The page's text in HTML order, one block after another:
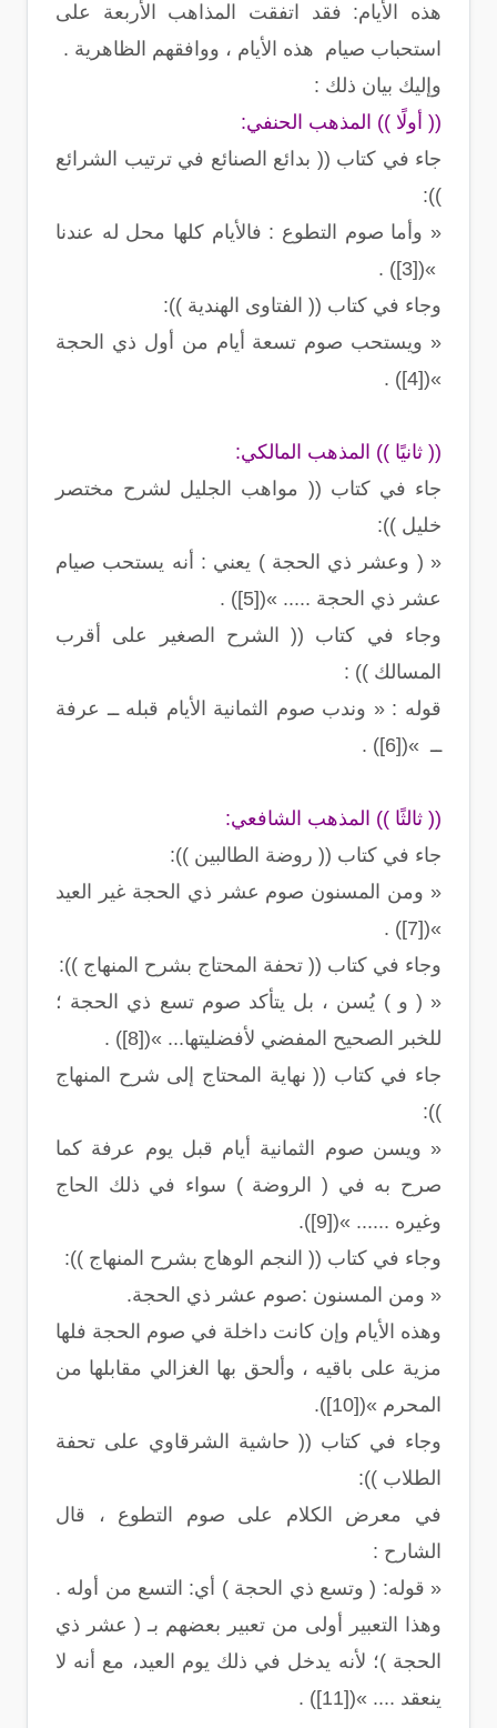
هذه الأيام: فقد اتفقت المذاهب الأربعة على
استحباب صيام هذه الأيام ، ووافقهم الظاهرية .
وإليك بيان ذلك :
(( أولًا )) المذهب الحنفي:
جاء في كتاب (( بدائع الصنائع في ترتيب الشرائع
)):
« وأما صوم التطوع : فالأيام كلها محل له عندنا
»([3]) .
وجاء في كتاب (( الفتاوى الهندية )):
« ويستحب صوم تسعة أيام من أول ذي الحجة
»([4]) .
(( ثانيًا )) المذهب المالكي:
جاء في كتاب (( مواهب الجليل لشرح مختصر
خليل )):
« ( وعشر ذي الحجة ) يعني : أنه يستحب صيام
عشر ذي الحجة ..... »([5]) .
وجاء في كتاب (( الشرح الصغير على أقرب
المسالك )) :
قوله : « وندب صوم الثمانية الأيام قبله ــ عرفة
ــ »([6]) .
(( ثالثًا )) المذهب الشافعي:
جاء في كتاب (( روضة الطالبين )):
« ومن المسنون صوم عشر ذي الحجة غير العيد
»([7]) .
وجاء في كتاب (( تحفة المحتاج بشرح المنهاج )):
« ( و ) يُسن ، بل يتأكد صوم تسع ذي الحجة ؛
للخبر الصحيح المفضي لأفضليتها... »([8]) .
جاء في كتاب (( نهاية المحتاج إلى شرح المنهاج
)):
« ويسن صوم الثمانية أيام قبل يوم عرفة كما
صرح به في ( الروضة ) سواء في ذلك الحاج
وغيره ...... »([9]).
وجاء في كتاب (( النجم الوهاج بشرح المنهاج )):
« ومن المسنون :صوم عشر ذي الحجة.
وهذه الأيام وإن كانت داخلة في صوم الحجة فلها
مزية على باقيه ، وألحق بها الغزالي مقابلها من
المحرم »([10]).
وجاء في كتاب (( حاشية الشرقاوي على تحفة
الطلاب )):
في معرض الكلام على صوم التطوع ، قال
الشارح :
« قوله: ( وتسع ذي الحجة ) أي: التسع من أوله .
وهذا التعبير أولى من تعبير بعضهم بـ ( عشر ذي
الحجة )؛ لأنه يدخل في ذلك يوم العيد، مع أنه لا
ينعقد .... »([11]) .